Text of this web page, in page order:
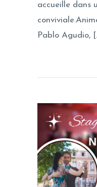
accueille dans
Pablo Agudio,